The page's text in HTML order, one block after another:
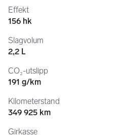
Effekt
156 hk
Slagvolum
2,2 L
CO₂-utslipp
191 g/km
Kilometerstand
349 925 km
Girkasse